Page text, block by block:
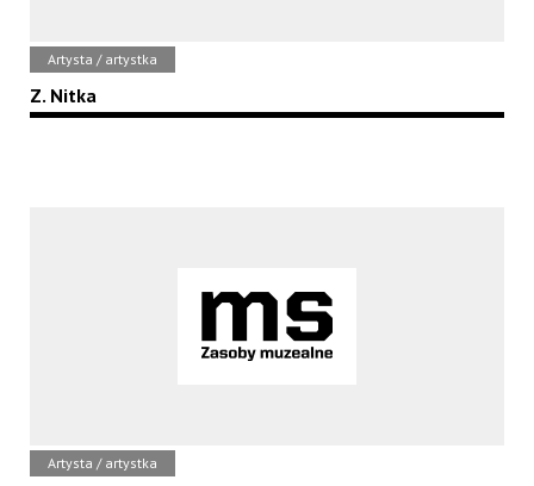
Artysta / artystka
Z. Nitka
Artysta / artystka